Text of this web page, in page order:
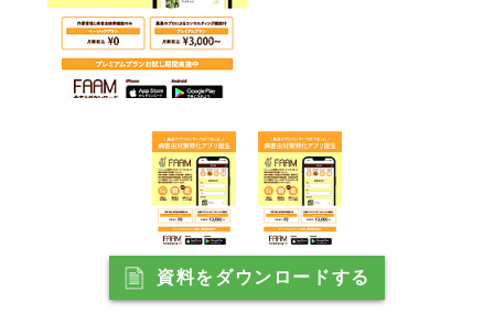
資料をダウンロードする